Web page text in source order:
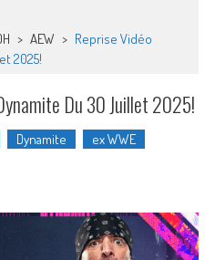
> AEW > Reprise Vidéo
2025!
Du 30 Juillet 2025!
Dynamite
ex WWE